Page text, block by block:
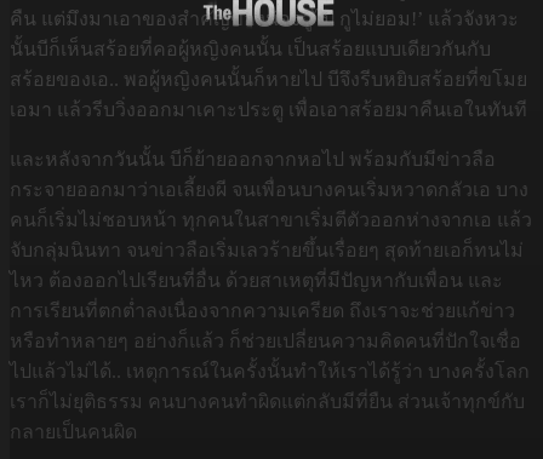
คืน แต่มึงมาเอาของสำคัญของน้องกูไป กูไม่ยอม!’ แล้วจังหวะ
นั้นบีก็เห็นสร้อยที่คอผู้หญิงคนนั้น เป็นสร้อยแบบเดียวกันกับ
สร้อยของเอ.. พอผู้หญิงคนนั้นก็หายไป บีจึงรีบหยิบสร้อยที่ขโมย
เอมา แล้วรีบวิ่งออกมาเคาะประตู เพื่อเอาสร้อยมาคืนเอในทันที
และหลังจากวันนั้น บีก็ย้ายออกจากหอไป พร้อมกับมีข่าวลือ
กระจายออกมาว่าเอเลี้ยงผี จนเพื่อนบางคนเริ่มหวาดกลัวเอ บาง
คนก็เริ่มไม่ชอบหน้า ทุกคนในสาขาเริ่มตีตัวออกห่างจากเอ แล้ว
จับกลุ่มนินทา จนข่าวลือเริ่มเลวร้ายขึ้นเรื่อยๆ สุดท้ายเอก็ทนไม่
ไหว ต้องออกไปเรียนที่อื่น ด้วยสาเหตุที่มีปัญหากับเพื่อน และ
การเรียนที่ตกต่ำลงเนื่องจากความเครียด ถึงเราจะช่วยแก้ข่าว
หรือทำหลายๆ อย่างก็แล้ว ก็ช่วยเปลี่ยนความคิดคนที่ปักใจเชื่อ
ไปแล้วไม่ได้.. เหตุการณ์ในครั้งนั้นทำให้เราได้รู้ว่า บางครั้งโลก
เราก็ไม่ยุติธรรม คนบางคนทำผิดแต่กลับมีที่ยืน ส่วนเจ้าทุกข์กับ
กลายเป็นคนผิด